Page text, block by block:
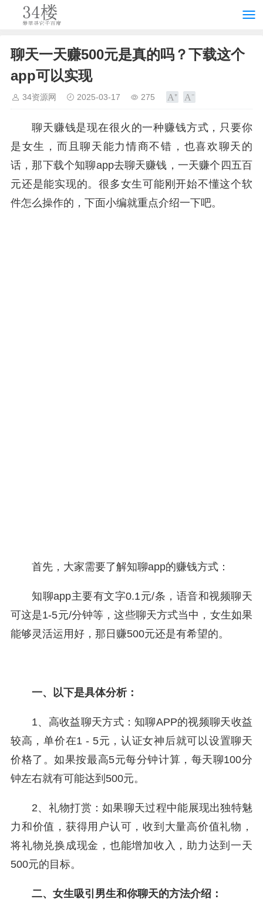
聊天一天赚500元是真的吗？下载这个
app可以实现
34资源网 2025-03-17 275
聊天赚钱是现在很火的一种赚钱方式，只要你
是女生，而且聊天能力情商不错，也喜欢聊天的
话，那下载个知聊app去聊天赚钱，一天赚个四五百
元还是能实现的。很多女生可能刚开始不懂这个软
件怎么操作的，下面小编就重点介绍一下吧。
首先，大家需要了解知聊app的赚钱方式：
知聊app主要有文字0.1元/条，语音和视频聊天
可这是1-5元/分钟等，这些聊天方式当中，女生如果
能够灵活运用好，那日赚500元还是有希望的。
一、以下是具体分析：
1、高收益聊天方式：知聊APP的视频聊天收益
较高，单价在1 - 5元，认证女神后就可以设置聊天
价格了。如果按最高5元每分钟计算，每天聊100分
钟左右就有可能达到500元。
2、礼物打赏：如果聊天过程中能展现出独特魅
力和价值，获得用户认可，收到大量高价值礼物，
将礼物兑换成现金，也能增加收入，助力达到一天
500元的目标。
二、女生吸引男生和你聊天的方法介绍：